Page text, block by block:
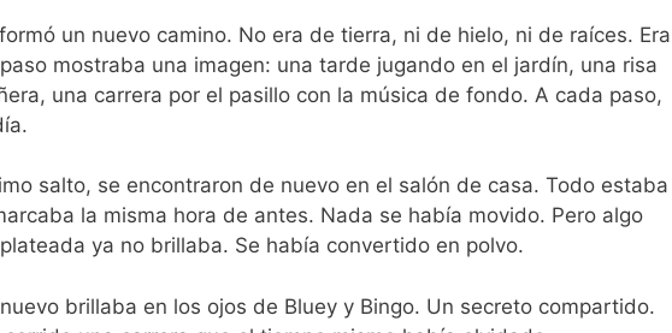
un nuevo camino. No era de tierra, ni de hielo, ni de raíces. Era
mostraba una imagen: una tarde jugando en el jardín, una risa
una carrera por el pasillo con la música de fondo. A cada paso,
salto, se encontraron de nuevo en el salón de casa. Todo estaba
la misma hora de antes. Nada se había movido. Pero algo
ya no brillaba. Se había convertido en polvo.
brillaba en los ojos de Bluey y Bingo. Un secreto compartido.